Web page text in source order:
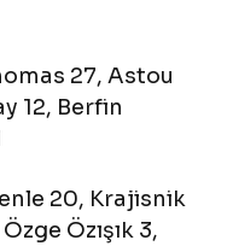
27, Astou
12, Berfin
20, Krajisnik
Özışık 3,